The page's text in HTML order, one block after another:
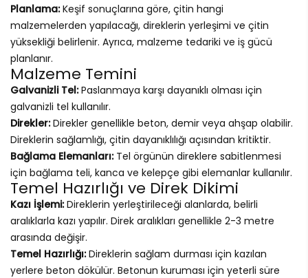
Planlama:Keşif sonuçlarına göre, çitin hangi
malzemelerden yapılacağı, direklerin yerleşimi ve çitin
yüksekliği belirlenir. Ayrıca, malzeme tedariki ve iş gücü
planlanır.
Malzeme Temini
Galvanizli Tel:Paslanmaya karşı dayanıklı olması için
galvanizli tel kullanılır.
Direkler:Direkler genellikle beton, demir veya ahşap olabilir.
Direklerin sağlamlığı, çitin dayanıklılığı açısından kritiktir.
Bağlama Elemanları:Tel örgünün direklere sabitlenmesi
için bağlama teli, kanca ve kelepçe gibi elemanlar kullanılır.
Temel Hazırlığı ve Direk Dikimi
Kazı İşlemi:Direklerin yerleştirileceği alanlarda, belirli
aralıklarla kazı yapılır. Direk aralıkları genellikle 2-3 metre
arasında değişir.
Temel Hazırlığı:Direklerin sağlam durması için kazılan
yerlere beton dökülür. Betonun kuruması için yeterli süre